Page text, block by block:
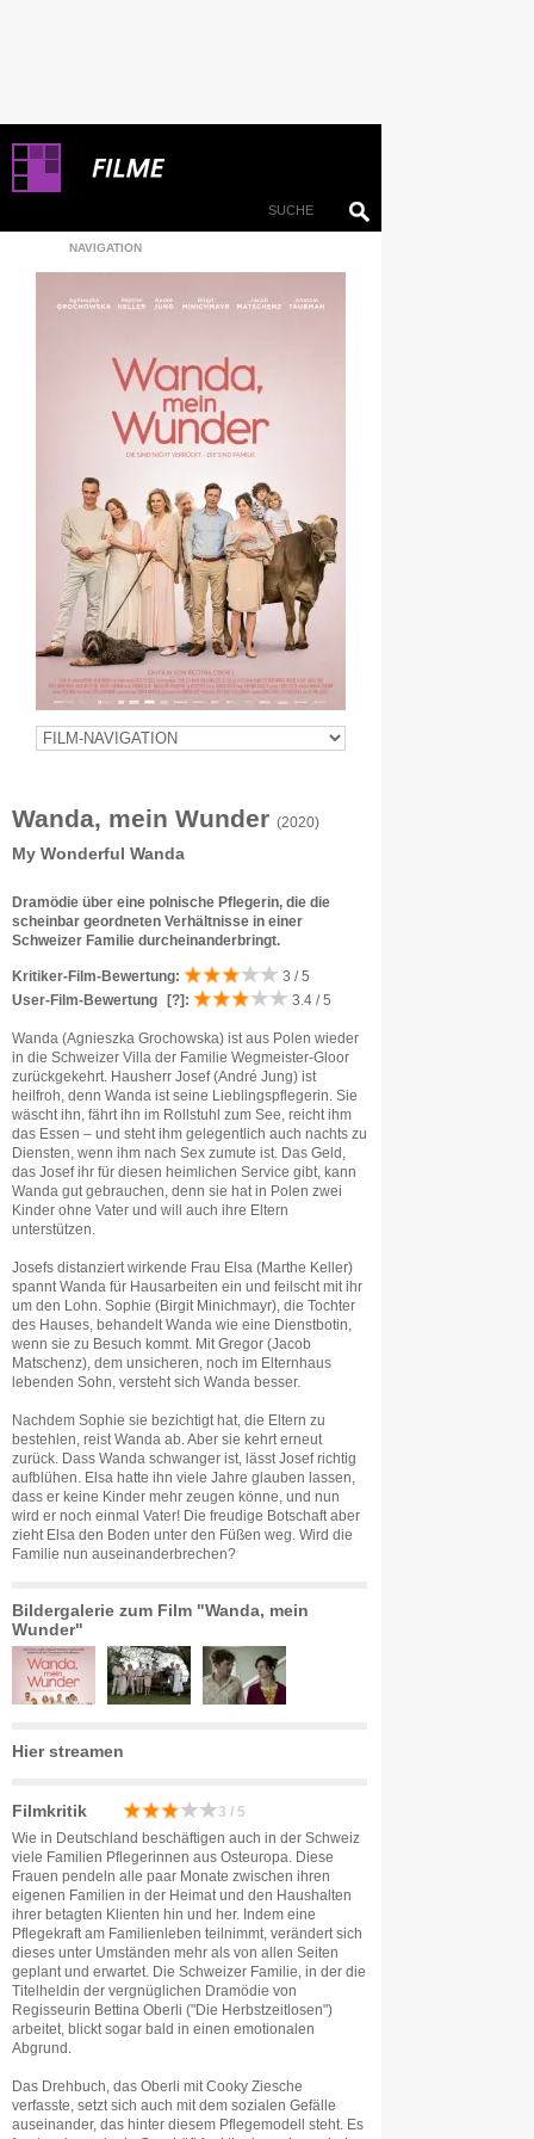
NAVIGATION
Wanda, mein Wunder (2020)
My Wonderful Wanda
Dramödie über eine polnische Pflegerin, die die
scheinbar geordneten Verhältnisse in einer
Schweizer Familie durcheinanderbringt.
Kritiker-Film-Bewertung:
3 / 5
User-Film-Bewertung
[?] : 3.4 / 5
Wanda (Agnieszka Grochowska) ist aus Polen wieder
in die Schweizer Villa der Familie Wegmeister-Gloor
zurückgekehrt. Hausherr Josef (André Jung) ist
heilfroh, denn Wanda ist seine Lieblingspflegerin. Sie
wäscht ihn, fährt ihn im Rollstuhl zum See, reicht ihm
das Essen – und steht ihm gelegentlich auch nachts zu
Diensten, wenn ihm nach Sex zumute ist. Das Geld,
das Josef ihr für diesen heimlichen Service gibt, kann
Wanda gut gebrauchen, denn sie hat in Polen zwei
Kinder ohne Vater und will auch ihre Eltern
unterstützen.
Josefs distanziert wirkende Frau Elsa (Marthe Keller)
spannt Wanda für Hausarbeiten ein und feilscht mit ihr
um den Lohn. Sophie (Birgit Minichmayr), die Tochter
des Hauses, behandelt Wanda wie eine Dienstbotin,
wenn sie zu Besuch kommt. Mit Gregor (Jacob
Matschenz), dem unsicheren, noch im Elternhaus
lebenden Sohn, versteht sich Wanda besser.
Nachdem Sophie sie bezichtigt hat, die Eltern zu
bestehlen, reist Wanda ab. Aber sie kehrt erneut
zurück. Dass Wanda schwanger ist, lässt Josef richtig
aufblühen. Elsa hatte ihn viele Jahre glauben lassen,
dass er keine Kinder mehr zeugen könne, und nun
wird er noch einmal Vater! Die freudige Botschaft aber
zieht Elsa den Boden unter den Füßen weg. Wird die
Familie nun auseinanderbrechen?
Bildergalerie zum Film "Wanda, mein
Wunder"
Hier streamen
Filmkritik 3 / 5
Wie in Deutschland beschäftigen auch in der Schweiz
viele Familien Pflegerinnen aus Osteuropa. Diese
Frauen pendeln alle paar Monate zwischen ihren
eigenen Familien in der Heimat und den Haushalten
ihrer betagten Klienten hin und her. Indem eine
Pflegekraft am Familienleben teilnimmt, verändert sich
dieses unter Umständen mehr als von allen Seiten
geplant und erwartet. Die Schweizer Familie, in der die
Titelheldin der vergnüglichen Dramödie von
Regisseurin Bettina Oberli ("Die Herbstzeitlosen")
arbeitet, blickt sogar bald in einen emotionalen
Abgrund.
Das Drehbuch, das Oberli mit Cooky Ziesche
verfasste, setzt sich auch mit dem sozialen Gefälle
auseinander, das hinter diesem Pflegemodell steht. Es